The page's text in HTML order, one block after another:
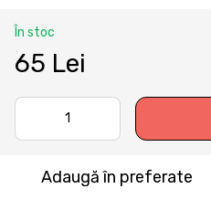
În stoc
65 Lei
Adaugă în preferate